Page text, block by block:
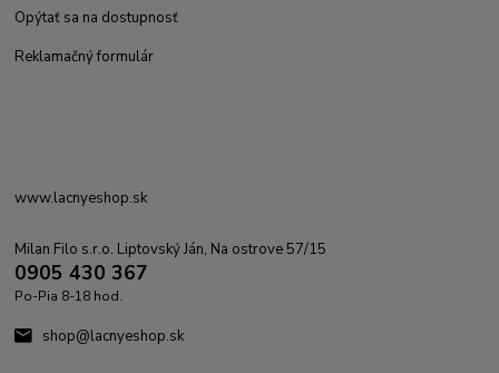
Opýtať sa na dostupnosť
Reklamačný formulár
www.lacnyeshop.sk
Milan Filo s.r.o. Liptovský Ján, Na ostrove 57/15
0905 430 367
Po-Pia 8-18 hod.
shop@lacnyeshop.sk